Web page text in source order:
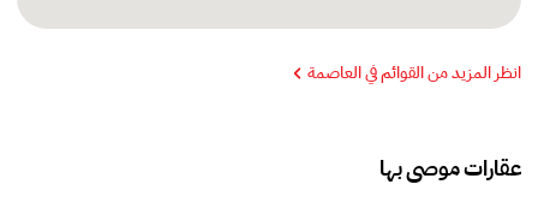
انظر المزيد من القوائم في العاصمة
عقارات موصى بها